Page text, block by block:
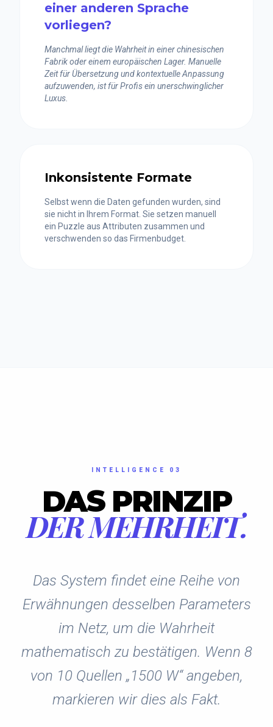
einer anderen Sprache
vorliegen?
Manchmal liegt die Wahrheit in einer chinesischen
Fabrik oder einem europäischen Lager. Manuelle
Zeit für Übersetzung und kontextuelle Anpassung
aufzuwenden, ist für Profis ein unerschwinglicher
Luxus.
Inkonsistente Formate
Selbst wenn die Daten gefunden wurden, sind
sie nicht in Ihrem Format. Sie setzen manuell
ein Puzzle aus Attributen zusammen und
verschwenden so das Firmenbudget.
INTELLIGENCE 03
DAS PRINZIP
DER MEHRHEIT.
Das System findet eine Reihe von
Erwähnungen desselben Parameters
im Netz, um die Wahrheit
mathematisch zu bestätigen. Wenn 8
von 10 Quellen „1500 W“ angeben,
markieren wir dies als Fakt.